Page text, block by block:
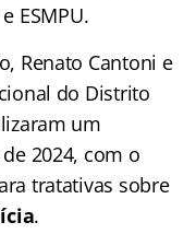
ESMPU.
Renato Cantoni e
do Distrito
um
2024, com o
tratativas sobre
.